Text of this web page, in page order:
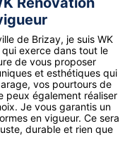
de Brizay, je suis WK
exerce dans tout le
de vous proposer
et esthétiques qui
vos pourtours de
peux également réaliser
Je vous garantis un
en vigueur. Ce sera
durable et rien que